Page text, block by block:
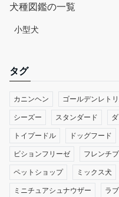
犬種図鑑の一覧
小型犬
タグ
カニンヘン ゴールデンレト
シーズー スタンダード
トイプードル ドッグフード
ビションフリーゼ フレンチ
ペットショップ ミックス犬
ミニチュアシュナウザー ラ